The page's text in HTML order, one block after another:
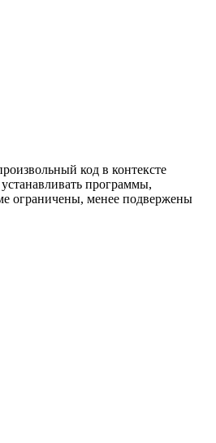
код в контексте
программы,
ограничены, менее подвержены